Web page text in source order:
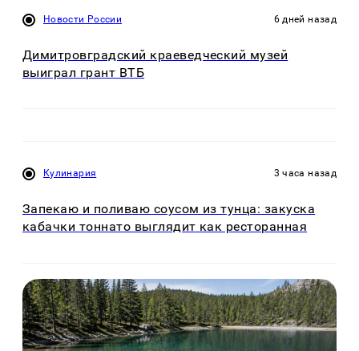
Новости России 6 дней назад
Димитровградский краеведческий музей
выиграл грант ВТБ
Кулинария 3 часа назад
Запекаю и поливаю соусом из тунца: закуска
кабачки тоннато выглядит как ресторанная